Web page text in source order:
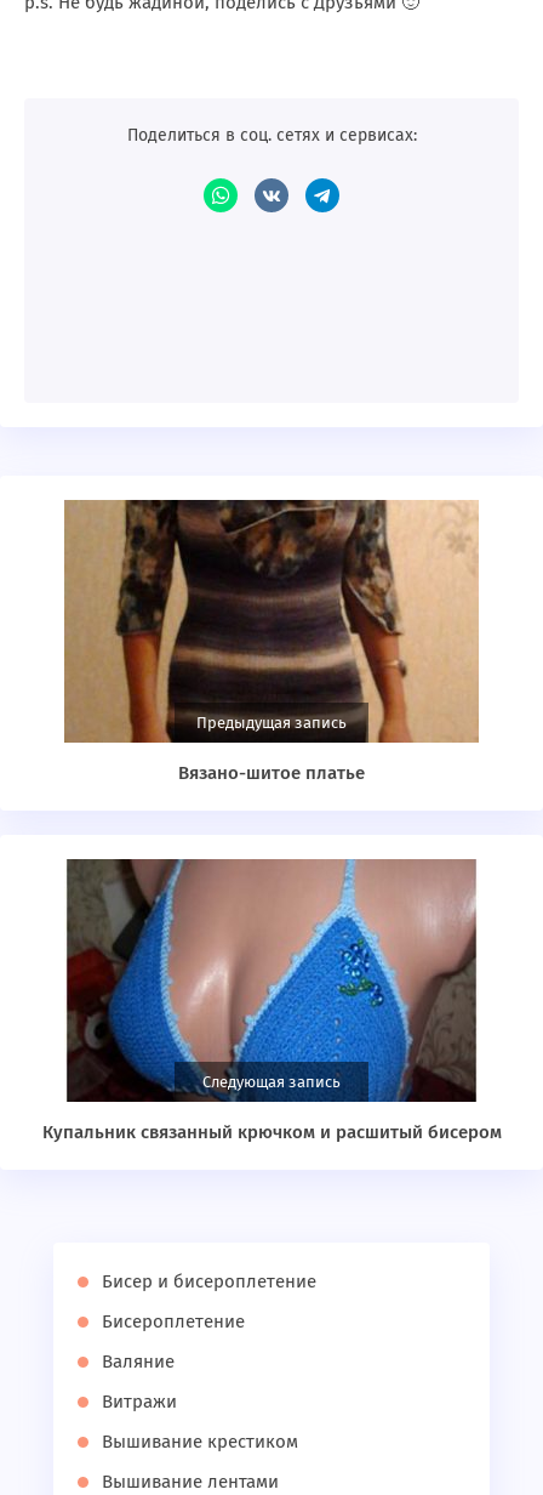
Поделиться в соц. сетях и сервисах:
Предыдущая запись
Вязано-шитое платье
Следующая запись
Купальник связанный крючком и расшитый бисером
Бисер и бисероплетение
Бисероплетение
Валяние
Витражи
Вышивание крестиком
Вышивание лентами